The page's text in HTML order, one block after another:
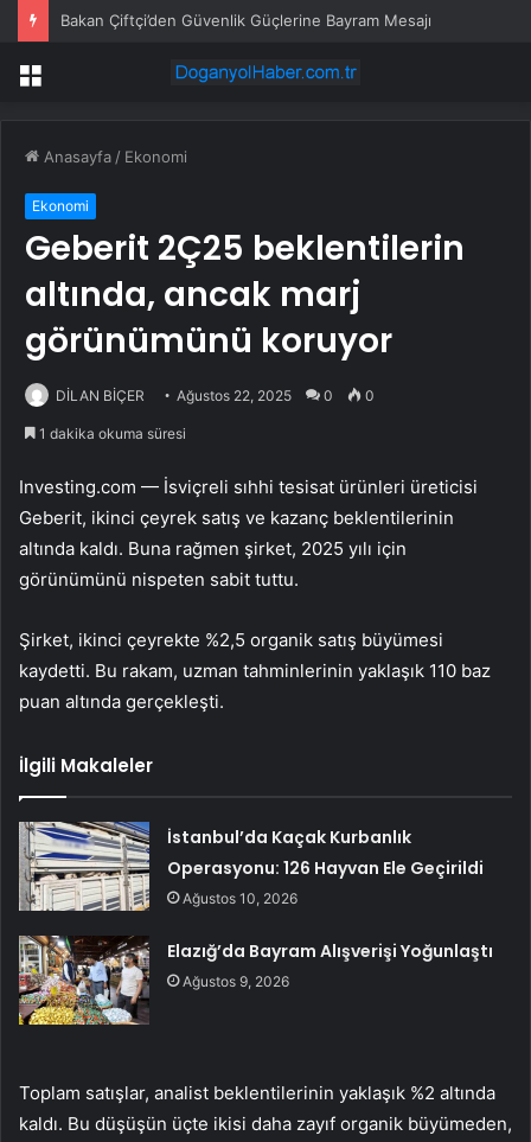
Pekin’de Türk vatandaşları bayramlaştı
Menü
Anasayfa / Ekonomi
Ekonomi
Geberit 2Ç25 beklentilerin
altında, ancak marj
görünümünü koruyor
DİLAN BİÇER Ağustos 22, 2025 0 0
1 dakika okuma süresi
Investing.com — İsviçreli sıhhi tesisat ürünleri üreticisi
Geberit, ikinci çeyrek satış ve kazanç beklentilerinin
altında kaldı. Buna rağmen şirket, 2025 yılı için
görünümünü nispeten sabit tuttu.
Şirket, ikinci çeyrekte %2,5 organik satış büyümesi
kaydetti. Bu rakam, uzman tahminlerinin yaklaşık 110 baz
puan altında gerçekleşti.
İlgili Makaleler
İstanbul’da Kaçak Kurbanlık
Operasyonu: 126 Hayvan Ele Geçirildi
Ağustos 10, 2026
Elazığ’da Bayram Alışverişi Yoğunlaştı
Ağustos 9, 2026
Toplam satışlar, analist beklentilerinin yaklaşık %2 altında
kaldı. Bu düşüşün üçte ikisi daha zayıf organik büyümeden,